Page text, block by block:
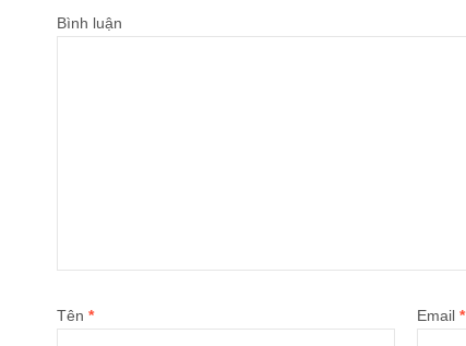
Bình luận
Tên * Email *